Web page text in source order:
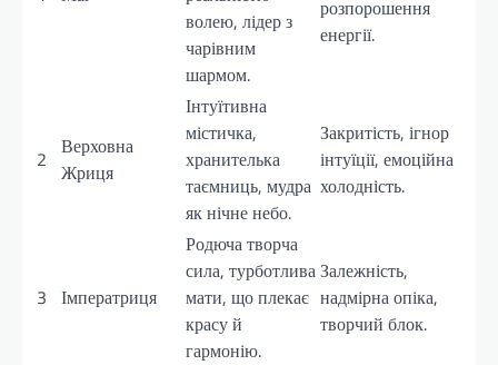
волею, лідер з
чарівним
шармом.
розпорошення
енергії.
2 Верховна
Жриця
Інтуїтивна
містичка,
хранителька
таємниць, мудра
як нічне небо.
Закритість, ігнор
інтуїції, емоційна
холодність.
3 Імператриця
Родюча творча
сила, турботлива
мати, що плекає
красу й
гармонію.
Залежність,
надмірна опіка,
творчий блок.